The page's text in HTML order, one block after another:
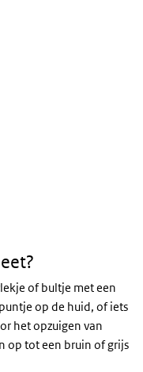
of bultje met een
op de huid, of iets
het opzuigen van
op tot een bruin of grijs